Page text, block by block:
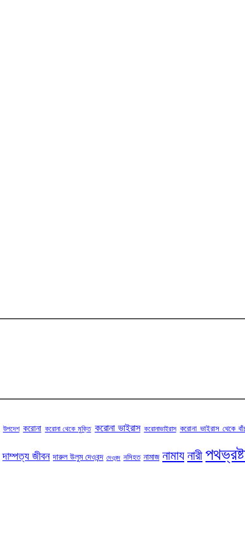
উপদেশ করোনা করোনা থেকে মুক্তি করোনা ভাইরাস করোনাভাইরাস করোনা ভাইরাস থেকে
দাম্পত্য জীবন দারুল উলুম দেওবন্দ দেওবন্দ নসিহত নামাজ নামায নারী